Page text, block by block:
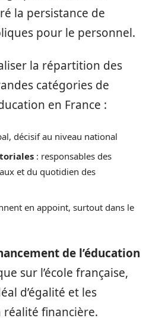
la persistance de
pour le personnel.
la répartition des
catégories de
en France :
décisif au niveau national
: responsables des
et du quotidien des
en appoint, surtout dans le
de l’éducation
sur l’école française,
d’égalité et les
financière.